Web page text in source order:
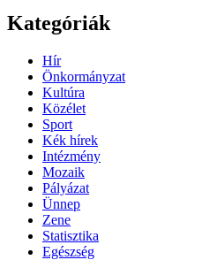
Kategóriák
Hír
Önkormányzat
Kultúra
Közélet
Sport
Kék hírek
Intézmény
Mozaik
Pályázat
Ünnep
Zene
Statisztika
Egészség